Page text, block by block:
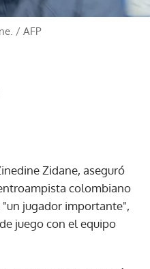
/ AFP
Zidane, aseguró
colombiano
"un jugador importante",
juego con el equipo